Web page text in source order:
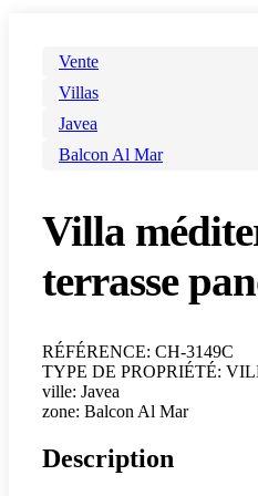
Vente
Villas
Javea
Balcon Al Mar
Villa
terrasse
RÉFÉRENCE: CH-3149C
TYPE DE PROPRIÉTÉ:
ville: Javea
zone: Balcon Al Mar
Description